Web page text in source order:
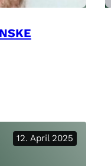
12. April 2025